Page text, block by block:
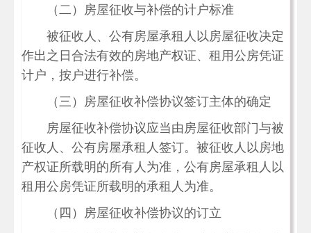
（二）房屋征收与补偿的计户标准
被征收人、公有房屋承租人以房屋征收决定
作出之日合法有效的房地产权证、租用公房凭证
计户，按户进行补偿。
（三）房屋征收补偿协议签订主体的确定
房屋征收补偿协议应当由房屋征收部门与被
征收人、公有房屋承租人签订。被征收人以房地
产权证所载明的所有人为准，公有房屋承租人以
租用公房凭证所载明的承租人为准。
（四）房屋征收补偿协议的订立